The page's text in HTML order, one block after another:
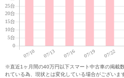
※直近1ヶ月間の40万円以下スマート中古車の掲載
れている為、現状とは変化している場合がございま